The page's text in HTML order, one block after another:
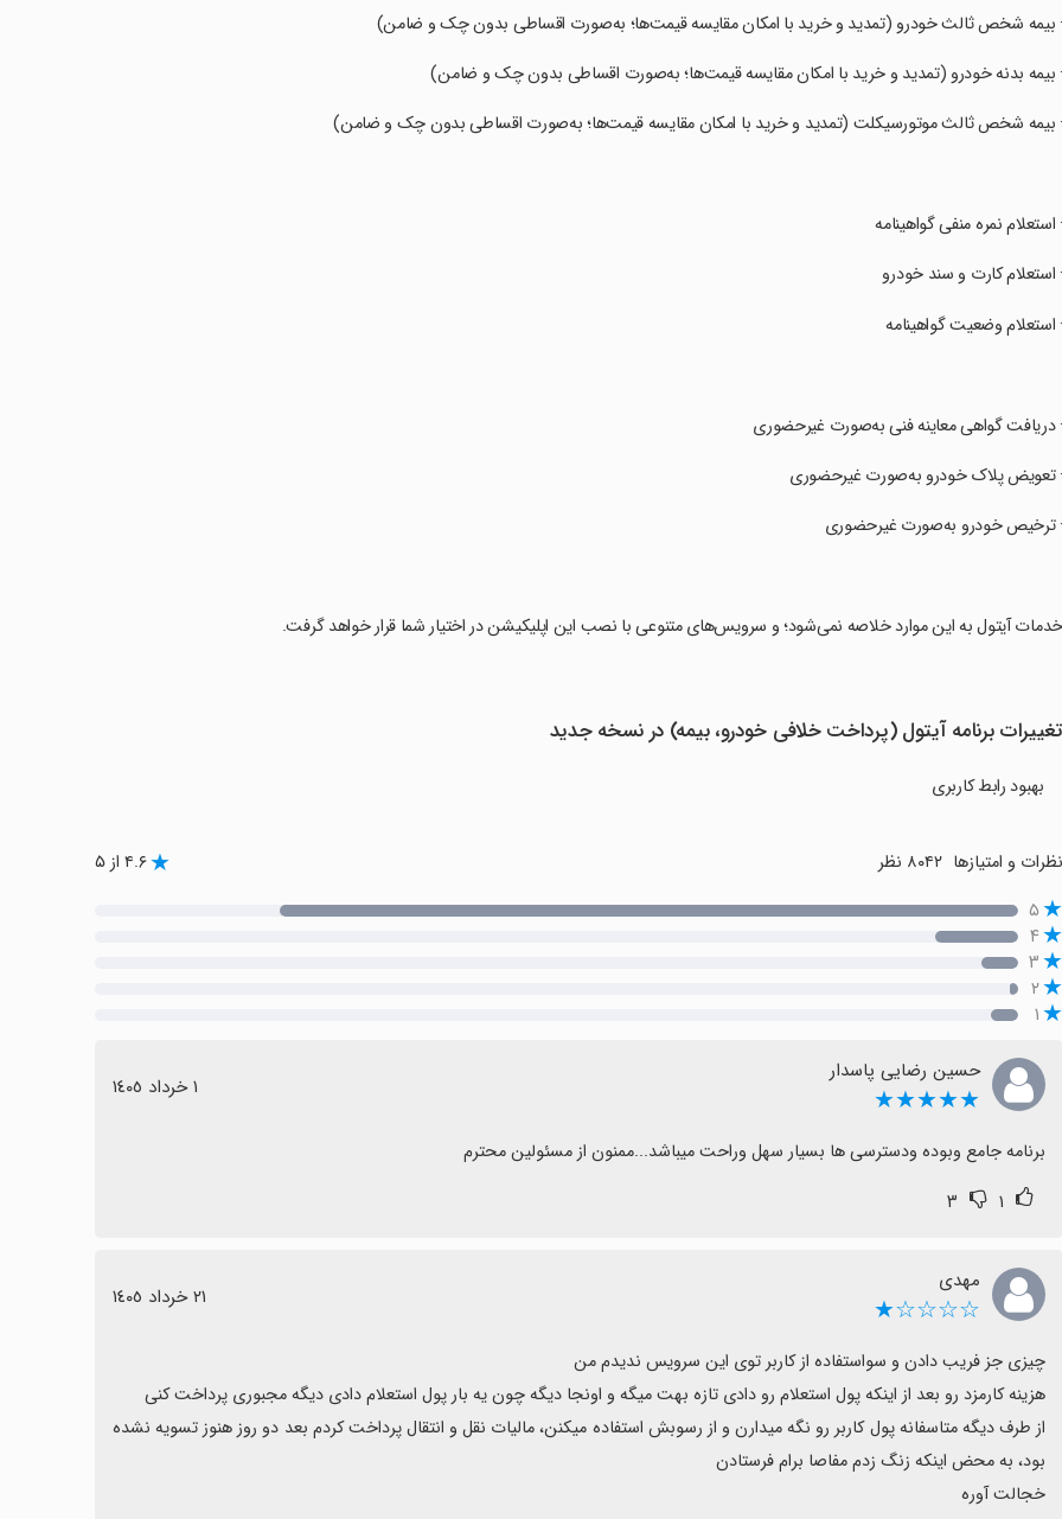
‏· بیمه شخص ثالث خودرو (تمدید و خرید با امکان مقایسه قیمت‌ها؛ به‌صورت اقساطی بدون چک و ضامن)
‏· بیمه بدنه خودرو (تمدید و خرید با امکان مقایسه قیمت‌ها؛ به‌صورت اقساطی بدون چک و ضامن)
‏· بیمه شخص ثالث موتورسیکلت (تمدید و خرید با امکان مقایسه قیمت‌ها؛ به‌صورت اقساطی بدون چک و ضامن)
‏· استعلام نمره منفی گواهینامه
‏· استعلام کارت و سند خودرو
‏· استعلام وضعیت گواهینامه
‏· دریافت گواهی معاینه فنی به‌صورت غیرحضوری
‏· تعویض پلاک خودرو به‌صورت غیرحضوری
‏· ترخیص خودرو به‌صورت غیرحضوری
‏خدمات آیتول به این موارد خلاصه نمی‌شود؛ و سرویس‌های متنوعی با نصب این اپلیکیشن در اختیار شما قرار خواهد گرفت.
تغییرات برنامه آیتول (پرداخت خلافی خودرو، بیمه) در نسخه جدید
بهبود رابط کاربری
نظرات و امتیازها ۸۰۴۲ نظر ۴.۶ از ۵
۵
۴
۳
۲
۱
حسین رضایی پاسدار
★★★★★ ١ خرداد ١٤٠٥
برنامه جامع وبوده ودسترسی ها بسیار سهل وراحت میباشد...ممنون از مسئولین محترم
۱ ۳
مهدی
☆☆☆☆★ ٢١ خرداد ١٤٠٥
خجالت آوره